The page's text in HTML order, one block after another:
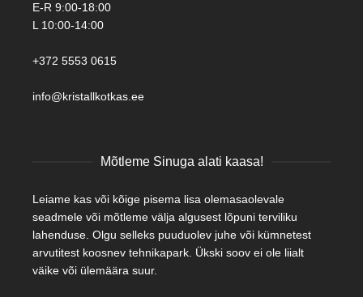
E-R 9:00-18:00
L 10:00-14:00
+372 5553 0615
info@kristallkotkas.ee
Mõtleme Sinuga alati kaasa!
Leiame kas või kõige pisema lisa olemasaolevale
seadmele või mõtleme välja algusest lõpuni terviliku
lahenduse. Olgu selleks puuduolev juhe või kümnetest
arvutitest koosnev tehnikapark. Ükski soov ei ole liialt
väike või ülemäära suur.